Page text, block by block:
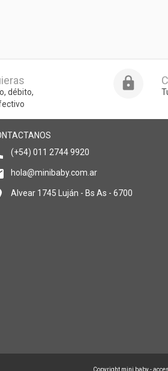
débito,
(+54) 011 2744 9920
hola@minibaby.com.ar
Alvear 1745 Luján - Bs As - 6700
Copyright mini baby -